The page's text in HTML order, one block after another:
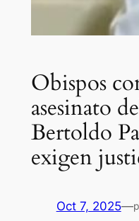
Obispos
asesinato
Bertoldo
exigen
Oct 7, 2025—